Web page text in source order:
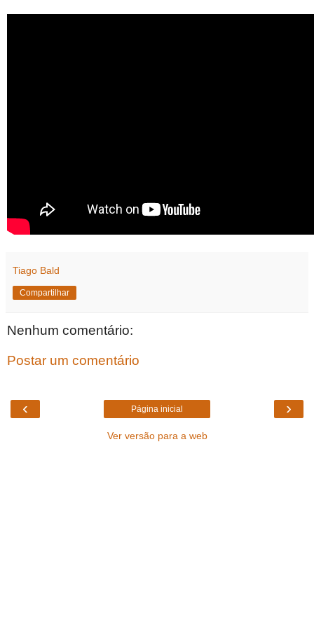
Tiago Bald
Compartilhar
Nenhum comentário:
Postar um comentário
‹ ›
Página inicial
Ver versão para a web